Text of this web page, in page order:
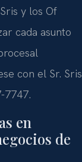
y los Of
cada asunto
con el Sr. Sris
7747.
en
de